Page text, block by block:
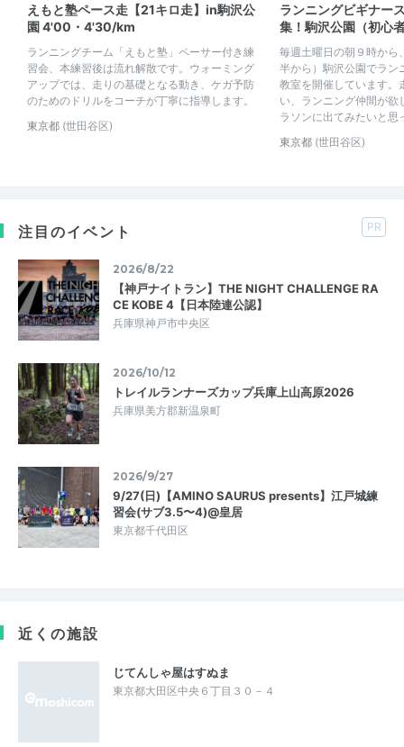
えもと塾ペース走【21キロ走】in駒沢公
園 4'00・4'30/km
ランニングチーム「えもと塾」ペーサー付き練
習会、本練習後は流れ解散です。ウォーミング
アップでは、走りの基礎となる動き、ケガ予防
のためのドリルをコーチが丁寧に指導します。
東京都 (世田谷区)
ランニングビギナー
集！駒沢公園（初心
毎週土曜日の朝９時から
半から）駒沢公園でラン
教室を開催しています。
い、ランニング仲間が欲
ラソンに出てみたいと思
東京都 (世田谷区)
注目のイベント PR
2026/8/22
【神戸ナイトラン】THE NIGHT CHALLENGE RA
CE KOBE 4【日本陸連公認】
兵庫県神戸市中央区
2026/10/12
トレイルランナーズカップ兵庫上山高原2026
兵庫県美方郡新温泉町
2026/9/27
9/27(日)【AMINO SAURUS presents】江戸城練
習会(サブ3.5〜4)@皇居
東京都千代田区
近くの施設
じてんしゃ屋はすぬま
東京都大田区中央６丁目３０－４